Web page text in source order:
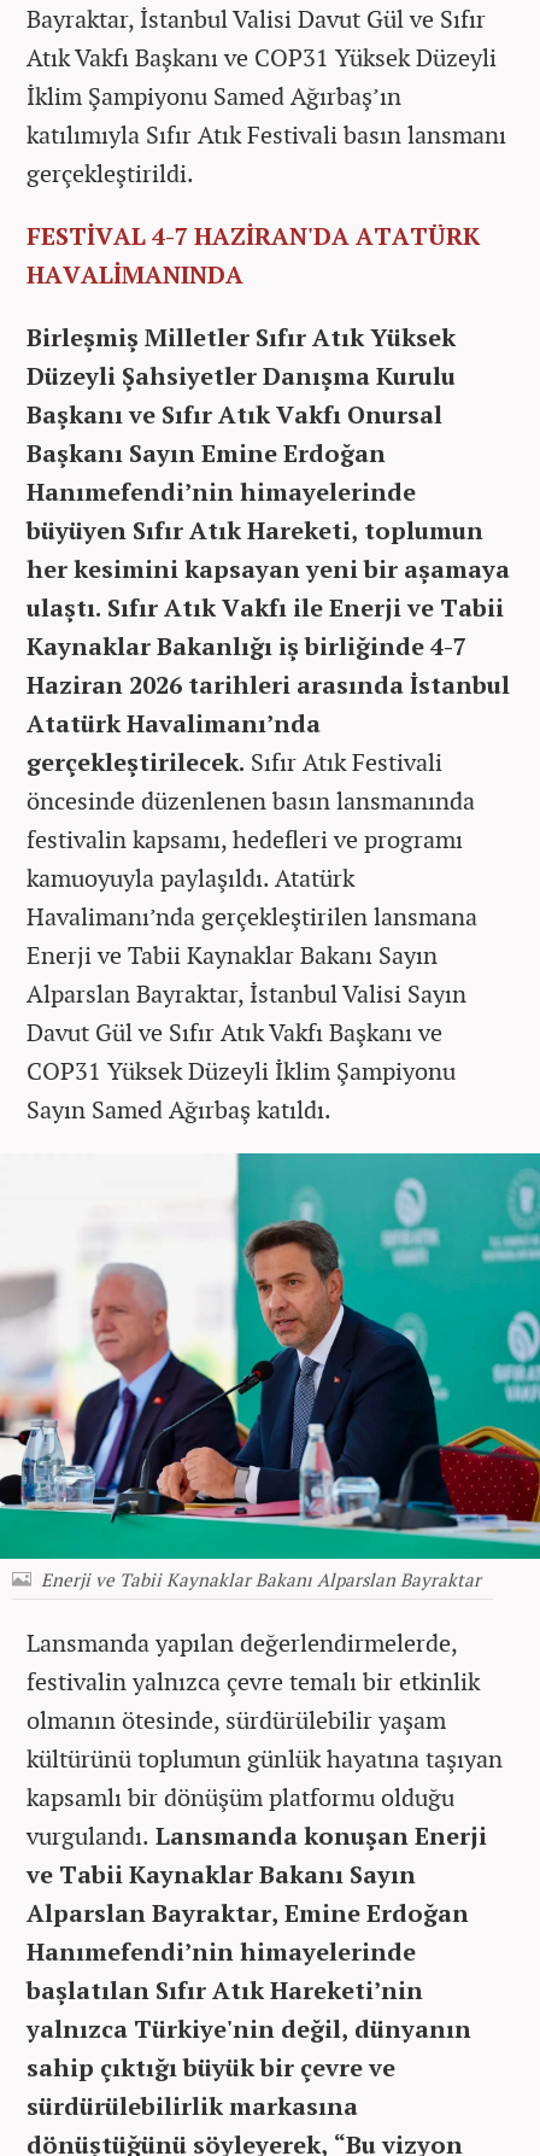
Bayraktar, İstanbul Valisi Davut Gül ve Sıfır
Atık Vakfı Başkanı ve COP31 Yüksek Düzeyli
İklim Şampiyonu Samed Ağırbaş’ın
katılımıyla Sıfır Atık Festivali basın lansmanı
gerçekleştirildi.
FESTİVAL 4-7 HAZİRAN'DA ATATÜRK
HAVALİMANINDA
Birleşmiş Milletler Sıfır Atık Yüksek
Düzeyli Şahsiyetler Danışma Kurulu
Başkanı ve Sıfır Atık Vakfı Onursal
Başkanı Sayın Emine Erdoğan
Hanımefendi’nin himayelerinde
büyüyen Sıfır Atık Hareketi, toplumun
her kesimini kapsayan yeni bir aşamaya
ulaştı. Sıfır Atık Vakfı ile Enerji ve Tabii
Kaynaklar Bakanlığı iş birliğinde 4-7
Haziran 2026 tarihleri arasında İstanbul
Atatürk Havalimanı’nda
gerçekleştirilecek. Sıfır Atık Festivali
öncesinde düzenlenen basın lansmanında
festivalin kapsamı, hedefleri ve programı
kamuoyuyla paylaşıldı. Atatürk
Havalimanı’nda gerçekleştirilen lansmana
Enerji ve Tabii Kaynaklar Bakanı Sayın
Alparslan Bayraktar, İstanbul Valisi Sayın
Davut Gül ve Sıfır Atık Vakfı Başkanı ve
COP31 Yüksek Düzeyli İklim Şampiyonu
Sayın Samed Ağırbaş katıldı.
Enerji ve Tabii Kaynaklar Bakanı Alparslan Bayraktar
Lansmanda yapılan değerlendirmelerde,
festivalin yalnızca çevre temalı bir etkinlik
olmanın ötesinde, sürdürülebilir yaşam
kültürünü toplumun günlük hayatına taşıyan
kapsamlı bir dönüşüm platformu olduğu
vurgulandı. Lansmanda konuşan Enerji
ve Tabii Kaynaklar Bakanı Sayın
Alparslan Bayraktar, Emine Erdoğan
Hanımefendi’nin himayelerinde
başlatılan Sıfır Atık Hareketi’nin
yalnızca Türkiye'nin değil, dünyanın
sahip çıktığı büyük bir çevre ve
sürdürülebilirlik markasına
dönüştüğünü söyleyerek, “Bu vizyon